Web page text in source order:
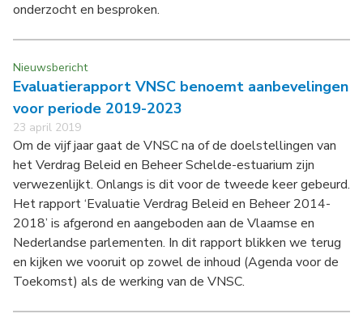
onderzocht en besproken.
Nieuwsbericht
Evaluatierapport VNSC benoemt aanbevelingen
voor periode 2019-2023
23 april 2019
Om de vijf jaar gaat de VNSC na of de doelstellingen van
het Verdrag Beleid en Beheer Schelde-estuarium zijn
verwezenlijkt. Onlangs is dit voor de tweede keer gebeurd.
Het rapport ‘Evaluatie Verdrag Beleid en Beheer 2014-
2018’ is afgerond en aangeboden aan de Vlaamse en
Nederlandse parlementen. In dit rapport blikken we terug
en kijken we vooruit op zowel de inhoud (Agenda voor de
Toekomst) als de werking van de VNSC.